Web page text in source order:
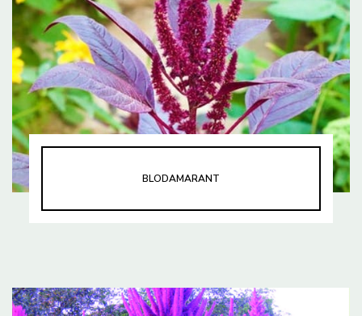
BLODAMARANT